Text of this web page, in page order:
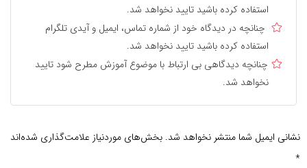
استفاده کرده باشید تایید نخواهد شد.
چنانچه در دیدگاه خود از شماره تماس، ایمیل و آیدی تلگرام
استفاده کرده باشید تایید نخواهد شد.
چنانچه دیدگاهی بی ارتباط با موضوع آموزش مطرح شود تایید
نخواهد شد.
نشانی ایمیل شما منتشر نخواهد شد. بخش‌های موردنیاز علامت‌گذاری شده‌اند
*